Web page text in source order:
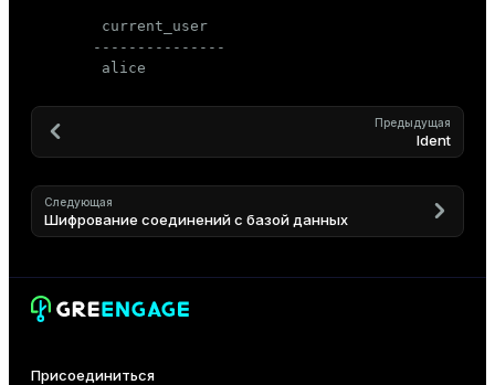
current_user
---------------
alice
Предыдущая
Ident
Следующая
Шифрование соединений с базой данных
Присоединиться